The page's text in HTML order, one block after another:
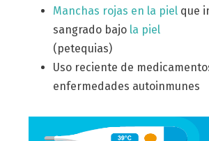
Manchas rojas en la pielque
sangrado bajo la piel
(petequias)
Uso reciente de
enfermedades autoinmunes